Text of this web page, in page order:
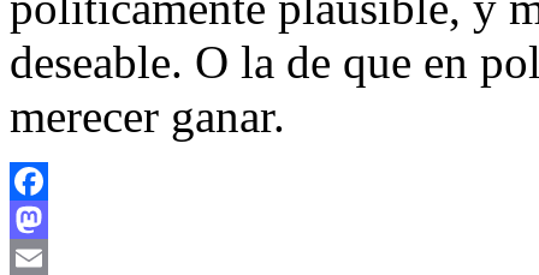
deseable. O la de que en
merecer ganar.
Facebook
Mastodon